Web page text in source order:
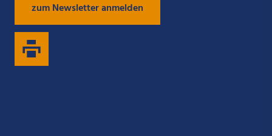
uns
auf
unsuns
zum Newsletter anmelden